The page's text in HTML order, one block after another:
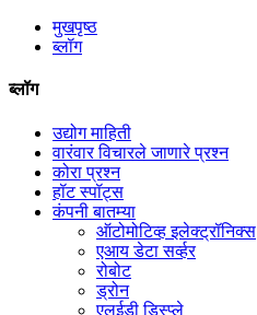
मुखपृष्ठ
ब्लॉग
ब्लॉग
उद्योग माहिती
वारंवार विचारले जाणारे प्रश्न
कोरा प्रश्न
हॉट स्पॉट्स
कंपनी बातम्या
ऑटोमोटिव्ह इलेक्ट्रॉनिक्स
एआय डेटा सर्व्हर
रोबोट
ड्रोन
एलईडी डिस्प्ले